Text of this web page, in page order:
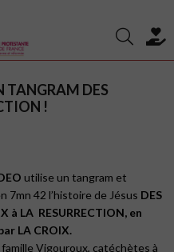
TANGRAM DES
!
utilise un tangram et
7mn 42 l’histoire de Jésus DES
à LA RESURRECTION, en
LA CROIX.
famille Vigouroux, catéchètes à